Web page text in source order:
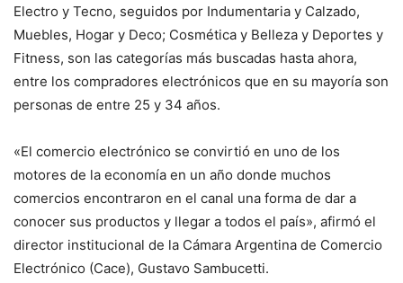
Electro y Tecno, seguidos por Indumentaria y Calzado,
Muebles, Hogar y Deco; Cosmética y Belleza y Deportes y
Fitness, son las categorías más buscadas hasta ahora,
entre los compradores electrónicos que en su mayoría son
personas de entre 25 y 34 años.
«El comercio electrónico se convirtió en uno de los
motores de la economía en un año donde muchos
comercios encontraron en el canal una forma de dar a
conocer sus productos y llegar a todos el país», afirmó el
director institucional de la Cámara Argentina de Comercio
Electrónico (Cace), Gustavo Sambucetti.